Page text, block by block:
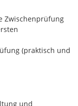
Zwischenprüfung
(praktisch und
und